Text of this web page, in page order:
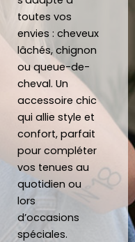
pouv
porte
r des
noeu
ons/
acce
ssoir
es de
qualit
reco
mma
nde
forte
ment
!
Merci
beau
coup
à eux
e!
toutes vos
envies : cheveux
lâchés, chignon
ou queue-de-
cheval. Un
accessoire chic
qui allie style et
confort, parfait
pour compléter
vos tenues au
quotidien ou
lors
d’occasions
spéciales.